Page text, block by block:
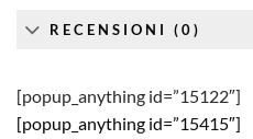
RECENSIONI (0)
[popup_anything id=”15122″]
[popup_anything id=”15415″]